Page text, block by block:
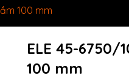
100 mm
ELE 45-6750/
100 mm